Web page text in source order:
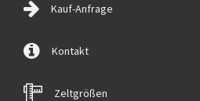
Kauf-Anfrage
Kontakt
Zeltgrößen